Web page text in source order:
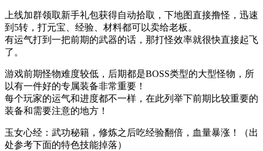
上线加群领取新手礼包获得自动拾取，下地图直接撸怪，迅速
到5转，打元宝、经验、材料都可以卖给老板。
有运气打到一把前期的武器的话，那打怪效率就很快直接起飞
了。
游戏前期怪物难度较低，后期都是BOSS类型的大型怪物，所
以有一件好的专属装备非常重要！
每个玩家的运气和进度都不一样，在此列举下前期比较重要的
装备和需要注意的地方！
玉女心经：武功秘籍，修炼之后吃经验翻倍，血量暴涨！（出
处参考下面的特色技能掉落）